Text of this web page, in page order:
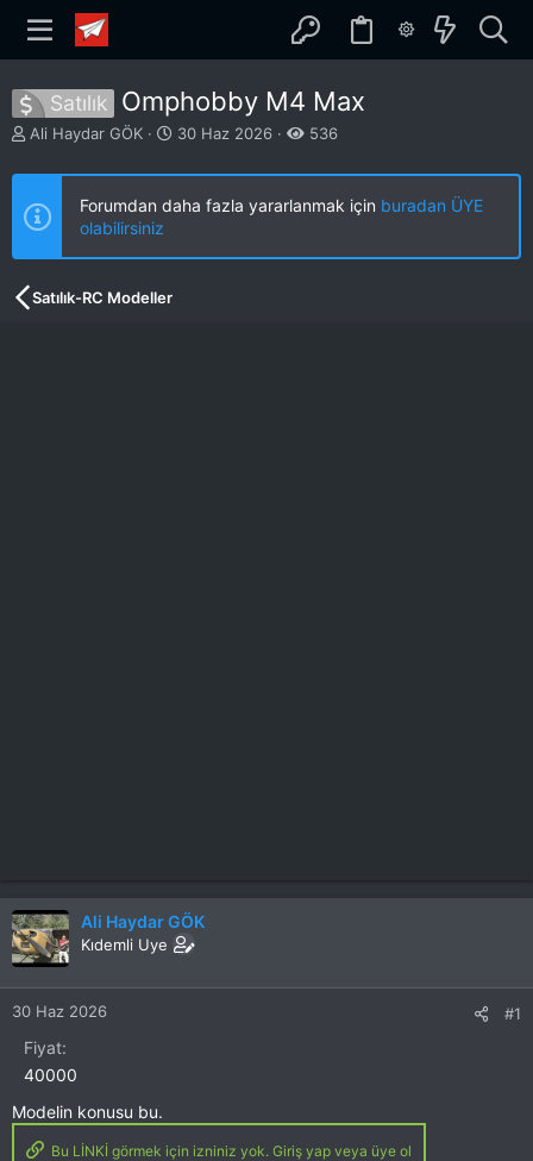
Satılık Omphobby M4 Max
K
n
u
u
b
a
Ali Haydar GÖK
B
ş
a
g
30 Haz 2026 536
Forumdan daha fazla yararlanmak için buradan ÜYE
olabilirsiniz
Satılık-RC Modeller
Ali Haydar GÖK
Kıdemli Uye
30 Haz 2026 #1
Fiyat
40000
Modelin konusu bu.
Bu LİNKİ görmek için izniniz yok. Giriş yap veya üye ol